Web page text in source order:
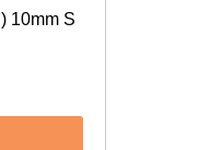
10mm S